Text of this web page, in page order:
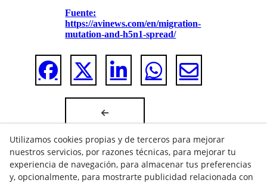
Fuente:
https://avinews.com/en/migration-
mutation-and-h5n1-spread/
Utilizamos cookies propias y de terceros para mejorar
nuestros servicios, por razones técnicas, para mejorar tu
experiencia de navegación, para almacenar tus preferencias
y, opcionalmente, para mostrarte publicidad relacionada con